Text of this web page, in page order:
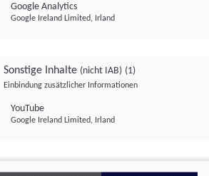
Google Analytics
Google Ireland Limited, Irland
Sonstige Inhalte (nicht IAB) (1)
Einbindung zusätzlicher Informationen
YouTube
Google Ireland Limited, Irland